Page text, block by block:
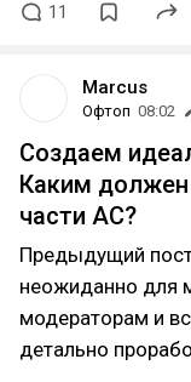
11
Marcus
Офтоп 08:02
Создаем
Каким должен
части AC?
Предыдущий
неожиданно для
модераторам и
детально